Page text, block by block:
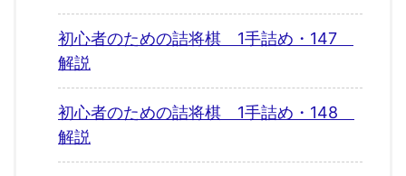
初心者のための詰将棋 1手詰め・147
解説
初心者のための詰将棋 1手詰め・148
解説